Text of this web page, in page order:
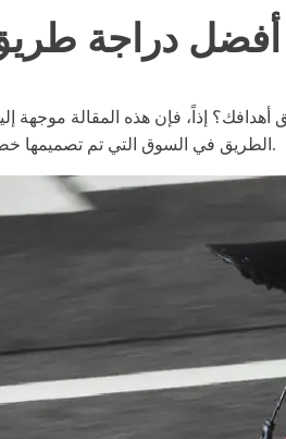
أفضل دراجة
على تحقيق أهدافك؟ إذاً، فإن هذه
الطريق في السوق التي تم تصميمها خصيصًا مع وضع الركاب الأثقل في الاعتبار.